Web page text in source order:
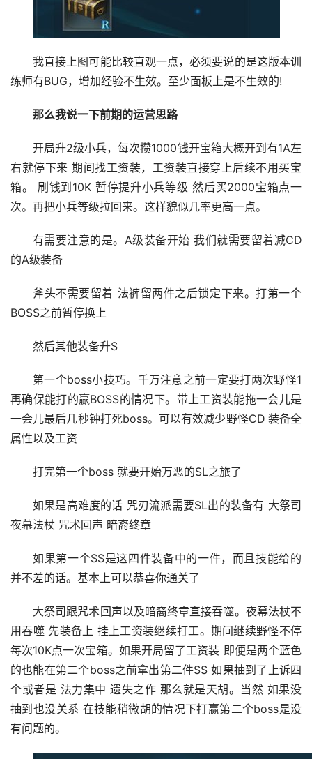
我直接上图可能比较直观一点，必须要说的是这版本训
练师有BUG，增加经验不生效。至少面板上是不生效的!
那么我说一下前期的运营思路
开局升2级小兵，每次攒1000钱开宝箱大概开到有1A左
右就停下来 期间找工资装，工资装直接穿上后续不用买宝
箱。 刷钱到10K 暂停提升小兵等级 然后买2000宝箱点一
次。再把小兵等级拉回来。这样貌似几率更高一点。
有需要注意的是。A级装备开始 我们就需要留着减CD
的A级装备
斧头不需要留着 法裤留两件之后锁定下来。打第一个
BOSS之前暂停换上
然后其他装备升S
第一个boss小技巧。千万注意之前一定要打两次野怪1
再确保能打的赢BOSS的情况下。带上工资装能拖一会儿是
一会儿最后几秒钟打死boss。可以有效减少野怪CD 装备全
属性以及工资
打完第一个boss 就要开始万恶的SL之旅了
如果是高难度的话 咒刃流派需要SL出的装备有 大祭司
夜幕法杖 咒术回声 暗裔终章
如果第一个SS是这四件装备中的一件，而且技能给的
并不差的话。基本上可以恭喜你通关了
大祭司跟咒术回声以及暗裔终章直接吞噬。夜幕法杖不
用吞噬 先装备上 挂上工资装继续打工。期间继续野怪不停
每次10K点一次宝箱。如果开局留了工资装 即便是两个蓝色
的也能在第二个boss之前拿出第二件SS 如果抽到了上诉四
个或者是 法力集中 遗失之作 那么就是天胡。当然 如果没
抽到也没关系 在技能稍微胡的情况下打赢第二个boss是没
有问题的。